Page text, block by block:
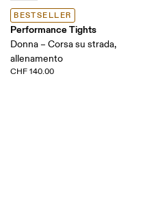
BESTSELLER
Performance Tights
Donna – Corsa su strada,
allenamento
CHF 140.00